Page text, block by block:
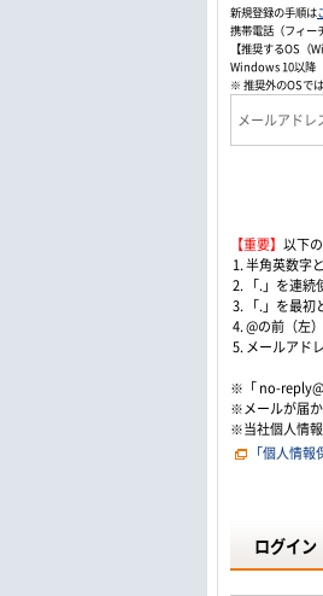
新規登録の手順は
携帯電話（フィー
【推奨するOS（
Windows 10以降
※ 推奨外のOSで
メールアドレ
【重要】 以下
1. 半角英数字
2. 「.」を連続
3. 「.」を最初
4. @の前（左
5. メールアド
※「 no-
※メールが届か
※当社個人情報
「個人情
ログイン